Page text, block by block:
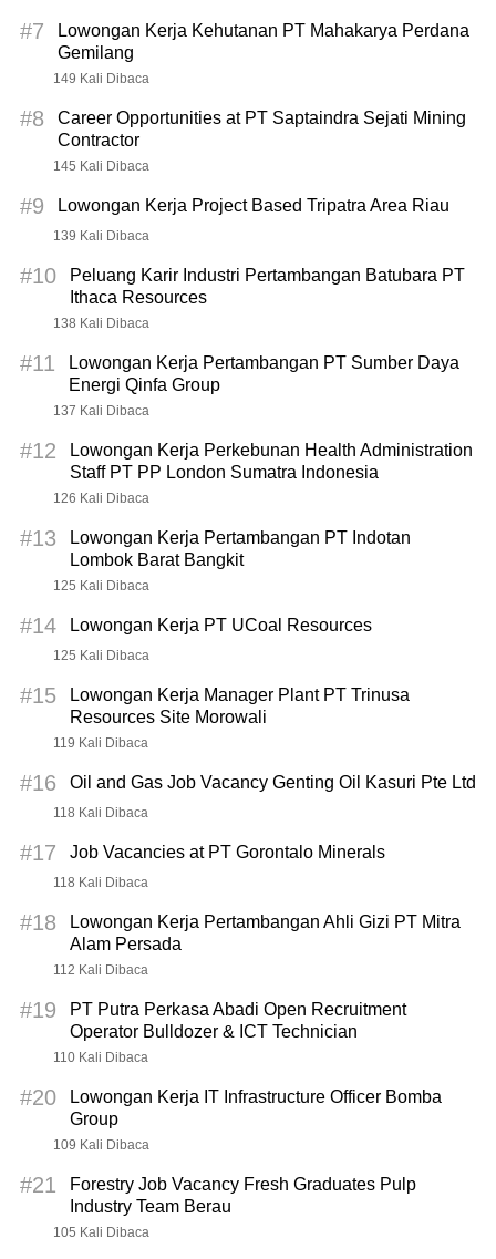
#7
Lowongan Kerja Kehutanan PT Mahakarya Perdana
Gemilang
149 Kali Dibaca
#8
Career Opportunities at PT Saptaindra Sejati Mining
Contractor
145 Kali Dibaca
#9 Lowongan Kerja Project Based Tripatra Area Riau
139 Kali Dibaca
#10
Peluang Karir Industri Pertambangan Batubara PT
Ithaca Resources
138 Kali Dibaca
#11
Lowongan Kerja Pertambangan PT Sumber Daya
Energi Qinfa Group
137 Kali Dibaca
#12
Lowongan Kerja Perkebunan Health Administration
Staff PT PP London Sumatra Indonesia
126 Kali Dibaca
#13
Lowongan Kerja Pertambangan PT Indotan
Lombok Barat Bangkit
125 Kali Dibaca
#14 Lowongan Kerja PT UCoal Resources
125 Kali Dibaca
#15
Lowongan Kerja Manager Plant PT Trinusa
Resources Site Morowali
119 Kali Dibaca
#16 Oil and Gas Job Vacancy Genting Oil Kasuri Pte Ltd
118 Kali Dibaca
#17 Job Vacancies at PT Gorontalo Minerals
118 Kali Dibaca
#18
Lowongan Kerja Pertambangan Ahli Gizi PT Mitra
Alam Persada
112 Kali Dibaca
#19
PT Putra Perkasa Abadi Open Recruitment
Operator Bulldozer & ICT Technician
110 Kali Dibaca
#20
Lowongan Kerja IT Infrastructure Officer Bomba
Group
109 Kali Dibaca
#21
Forestry Job Vacancy Fresh Graduates Pulp
Industry Team Berau
105 Kali Dibaca